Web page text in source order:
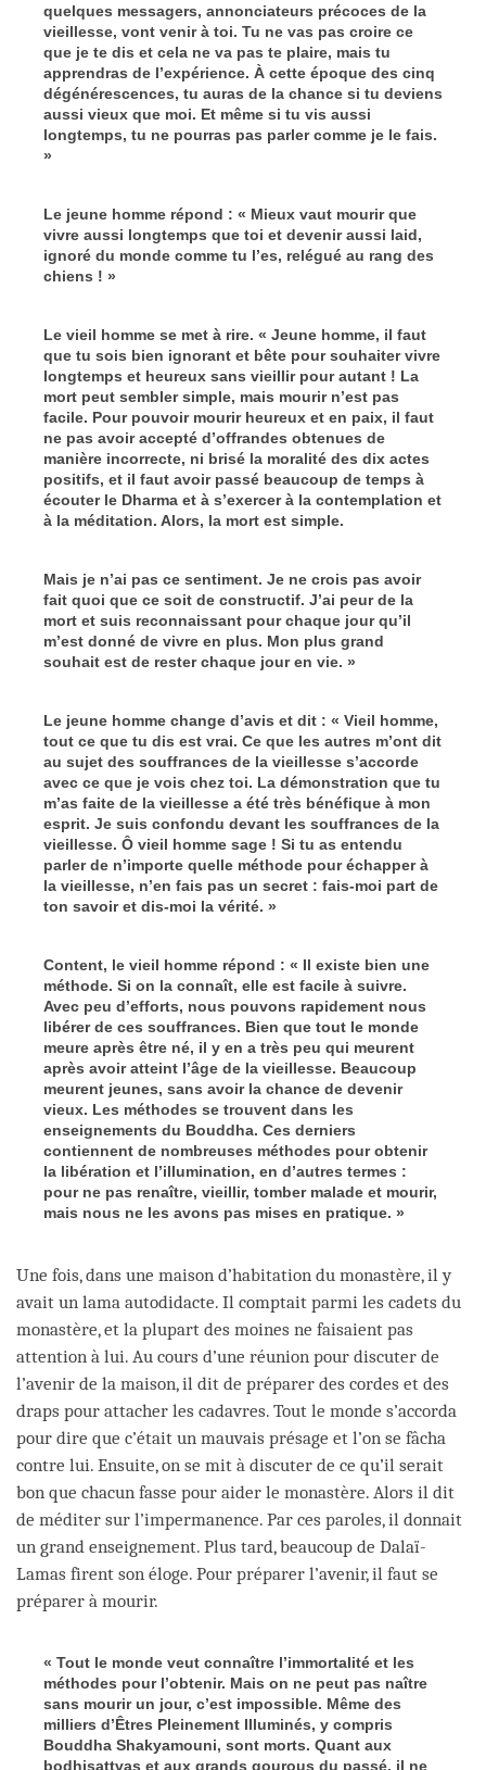
quelques messagers, annonciateurs précoces de la
vieillesse, vont venir à toi. Tu ne vas pas croire ce
que je te dis et cela ne va pas te plaire, mais tu
apprendras de l’expérience. À cette époque des cinq
dégénérescences, tu auras de la chance si tu deviens
aussi vieux que moi. Et même si tu vis aussi
longtemps, tu ne pourras pas parler comme je le fais.
»
Le jeune homme répond : « Mieux vaut mourir que
vivre aussi longtemps que toi et devenir aussi laid,
ignoré du monde comme tu l’es, relégué au rang des
chiens ! »
Le vieil homme se met à rire. « Jeune homme, il faut
que tu sois bien ignorant et bête pour souhaiter vivre
longtemps et heureux sans vieillir pour autant ! La
mort peut sembler simple, mais mourir n’est pas
facile. Pour pouvoir mourir heureux et en paix, il faut
ne pas avoir accepté d’offrandes obtenues de
manière incorrecte, ni brisé la moralité des dix actes
positifs, et il faut avoir passé beaucoup de temps à
écouter le Dharma et à s’exercer à la contemplation et
à la méditation. Alors, la mort est simple.
Mais je n’ai pas ce sentiment. Je ne crois pas avoir
fait quoi que ce soit de constructif. J’ai peur de la
mort et suis reconnaissant pour chaque jour qu’il
m’est donné de vivre en plus. Mon plus grand
souhait est de rester chaque jour en vie. »
Le jeune homme change d’avis et dit : « Vieil homme,
tout ce que tu dis est vrai. Ce que les autres m’ont dit
au sujet des souffrances de la vieillesse s’accorde
avec ce que je vois chez toi. La démonstration que tu
m’as faite de la vieillesse a été très bénéfique à mon
esprit. Je suis confondu devant les souffrances de la
vieillesse. Ô vieil homme sage ! Si tu as entendu
parler de n’importe quelle méthode pour échapper à
la vieillesse, n’en fais pas un secret : fais-moi part de
ton savoir et dis-moi la vérité. »
Content, le vieil homme répond : « Il existe bien une
méthode. Si on la connaît, elle est facile à suivre.
Avec peu d’efforts, nous pouvons rapidement nous
libérer de ces souffrances. Bien que tout le monde
meure après être né, il y en a très peu qui meurent
après avoir atteint l’âge de la vieillesse. Beaucoup
meurent jeunes, sans avoir la chance de devenir
vieux. Les méthodes se trouvent dans les
enseignements du Bouddha. Ces derniers
contiennent de nombreuses méthodes pour obtenir
la libération et l’illumination, en d’autres termes :
pour ne pas renaître, vieillir, tomber malade et mourir,
mais nous ne les avons pas mises en pratique. »
Une fois, dans une maison d’habitation du monastère, il y
avait un lama autodidacte. Il comptait parmi les cadets du
monastère, et la plupart des moines ne faisaient pas
attention à lui. Au cours d’une réunion pour discuter de
l’avenir de la maison, il dit de préparer des cordes et des
draps pour attacher les cadavres. Tout le monde s’accorda
pour dire que c’était un mauvais présage et l’on se fâcha
contre lui. Ensuite, on se mit à discuter de ce qu’il serait
bon que chacun fasse pour aider le monastère. Alors il dit
de méditer sur l’impermanence. Par ces paroles, il donnait
un grand enseignement. Plus tard, beaucoup de Dalaï-
Lamas firent son éloge. Pour préparer l’avenir, il faut se
préparer à mourir.
« Tout le monde veut connaître l’immortalité et les
méthodes pour l’obtenir. Mais on ne peut pas naître
sans mourir un jour, c’est impossible. Même des
milliers d’Êtres Pleinement Illuminés, y compris
Bouddha Shakyamouni, sont morts. Quant aux
bodhisattvas et aux grands gourous du passé, il ne